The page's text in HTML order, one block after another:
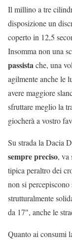
Il millino a tre
disposizione un
coperto in 12,5
Insomma non una
passistache, una
agilmente anche le
avere maggiore
sfruttare meglio la
giocherà a vostro
Su strada la Dacia
sempre preciso, va
tipica peraltro dei
non si
strutturalmente
da 17″, anche le
Quanto ai consumi